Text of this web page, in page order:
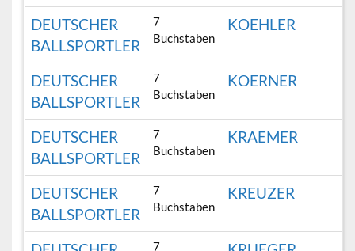
DEUTSCHER
BALLSPORTLER
7
Buchstaben
KOEHLER
DEUTSCHER
BALLSPORTLER
7
Buchstaben
KOERNER
DEUTSCHER
BALLSPORTLER
7
Buchstaben
KRAEMER
DEUTSCHER
BALLSPORTLER
7
Buchstaben
KREUZER
7